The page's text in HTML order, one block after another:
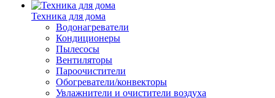
Техника для дома
Водонагреватели
Кондиционеры
Пылесосы
Вентиляторы
Пароочистители
Обогреватели/конвекторы
Увлажнители и очистители воздуха